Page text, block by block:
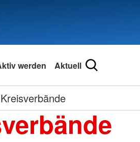
werden Aktuell
Kreisverbände